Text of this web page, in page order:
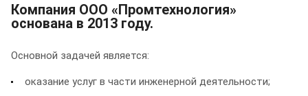
Компания ООО «Промтехнология»
основана в 2013 году.
Основной задачей является:
оказание услуг в части инженерной деятельности;